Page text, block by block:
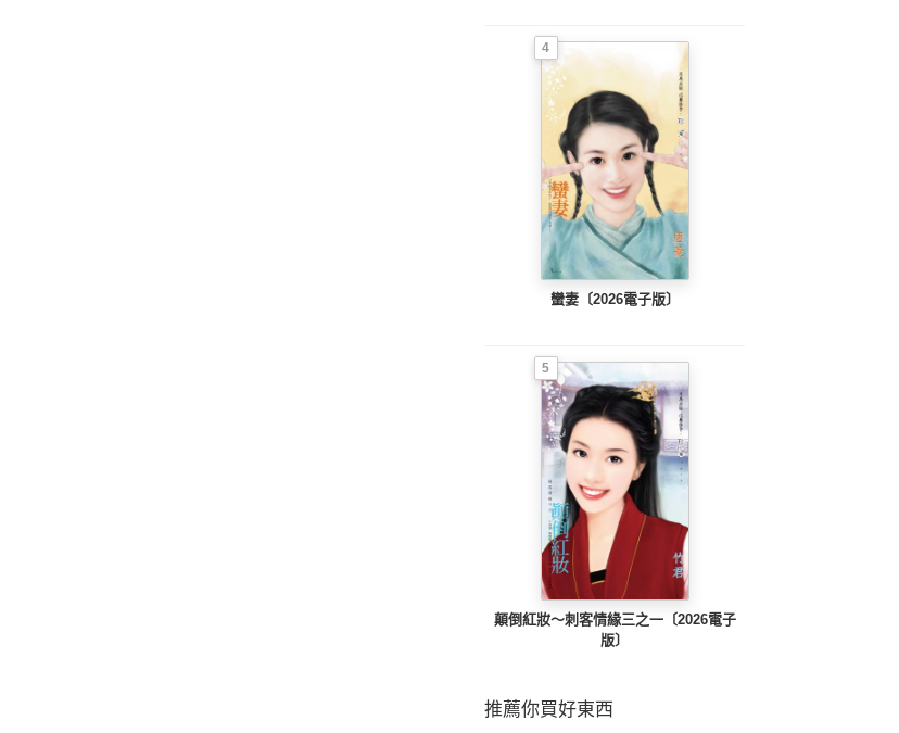
4
蠻妻〔2026電子版〕
5
顛倒紅妝～刺客情緣三之一〔2026電子
版〕
推薦你買好東西